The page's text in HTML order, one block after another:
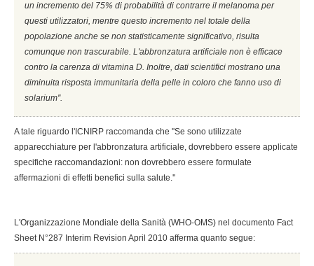
un incremento del 75% di probabilità di contrarre il melanoma per
questi utilizzatori, mentre questo incremento nel totale della
popolazione anche se non statisticamente significativo, risulta
comunque non trascurabile. L'abbronzatura artificiale non è efficace
contro la carenza di vitamina D. Inoltre, dati scientifici mostrano una
diminuita risposta immunitaria della pelle in coloro che fanno uso di
solarium''.
A tale riguardo l'ICNIRP raccomanda che ''Se sono utilizzate
apparecchiature per l'abbronzatura artificiale, dovrebbero essere applicate
specifiche raccomandazioni: non dovrebbero essere formulate
affermazioni di effetti benefici sulla salute.''
L'Organizzazione Mondiale della Sanità (WHO-OMS) nel documento Fact
Sheet N°287 Interim Revision April 2010 afferma quanto segue: